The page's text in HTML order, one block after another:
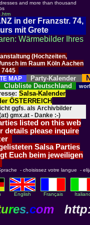
and more than thousand
in der Franzstr. 74,
mit Grete
Wärmebilder Ihres
(Hochzeiten,
im Raum Köln Aachen
7445
MAP
Party-Kalender
Clubliste Deutschland
Salsa-Kalender
ÖSTERREICH
ggfs. als Archivbilder
gmx.at - Danke :-)
listed on this web
details please inquire
Salsa Parties
Euch beim jeweiligen
- choisissez votre langue -
English Français
ures.com